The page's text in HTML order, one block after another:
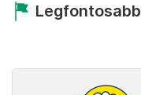
Legfontosabb